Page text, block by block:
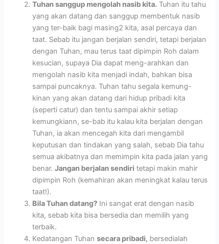
Tuhan sanggup mengolah nasib kita. Tuhan itu tahu
yang akan datang dan sanggup membentuk nasib
yang ter-baik bagi masing2 kita, asal percaya dan
taat. Sebab itu jangan berjalan sendiri, tetapi berjalan
dengan Tuhan, mau terus taat dipimpin Roh dalam
kesucian, supaya Dia dapat meng-arahkan dan
mengolah nasib kita menjadi indah, bahkan bisa
sampai puncaknya. Tuhan tahu segala kemung-
kinan yang akan datang dari hidup pribadi kita
(seperti catur) dan tentu sampai akhir setiap
kemungkiann, se-bab itu kalau kita berjalan dengan
Tuhan, ia akan mencegah kita dari mengambil
keputusan dan tindakan yang salah, sebab Dia tahu
semua akibatnya dan memimpin kita pada jalan yang
benar.Jangan berjalan sendiri tetapi makin mahir
dipimpin Roh (kemahiran akan meningkat kalau terus
taat!).
Bila Tuhan datang? Ini sangat erat dengan nasib
kita, sebab kita bisa bersedia dan memilih yang
terbaik.
Kedatangan Tuhansecara pribadi, bersedialah